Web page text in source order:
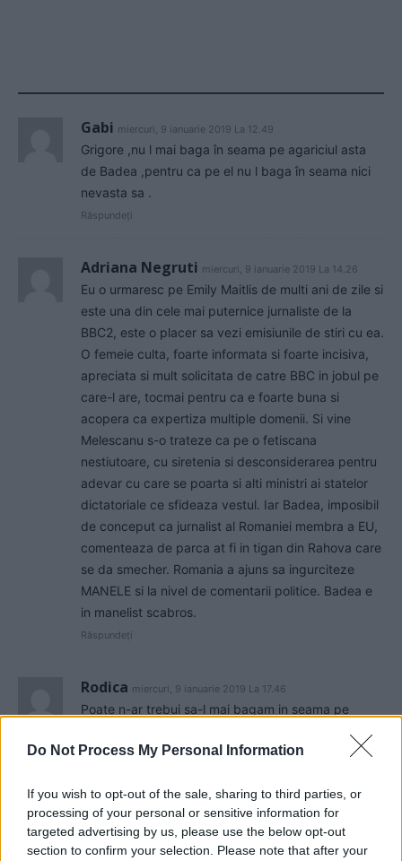
Do Not Process My Personal Information
If you wish to opt-out of the sale, sharing to third parties, or
processing of your personal or sensitive information for
targeted advertising by us, please use the below opt-out
section to confirm your selection. Please note that after your
Gabi miercuri, 9 ianuarie 2019 La 12.49
Grigore ,nu l mai baga în seama pe agariciul asta
de Badea ,pentru ca pe el nu l baga în seama nici
nevasta sa .
Răspundeți
Adriana Negruti miercuri, 9 ianuarie 2019 La 14.26
Eu o urmaresc pe Emily Maitlis de multi ani de zile si
este una din cele mai puternice jurnaliste de la
BBC2, este o placer sa vezi emisiunile de stiri cu ea.
O femeie culta, foarte informata si foarte incisiva,
apreciata si mult solicitata de catre BBC in jobul pe
care-l are, tocmai pentru ca e foarte buna si
acopera ca expertiza multiple domenii. Si vine
Melescanu s-o trateze ca pe o fetiscana
nestiutoare, cu siretenia si desconsiderarea pentru
adevar cu care se poarta si alti ministri ai statelor
dictatoriale ce sfideaza vestul. Iar Badea, imposibil
de conceput ca jurnalist al Romaniei membra a EU,
comenteaza de parca at fi in tigan din Rahova care
se da smecher. Romania a ajuns sa ingurciteze
MANELE si la nivel de comentarii politice. Badea e
in manelist scabros.
Răspundeți
Rodica miercuri, 9 ianuarie 2019 La 17.46
Poate n-ar trebui sa-l mai bagam in seama pe
partid nu sunt nici la degetul mic al acelei jurnaliste
Răspundeți
nic duminică, 13 ianuarie 2019 La 7.46